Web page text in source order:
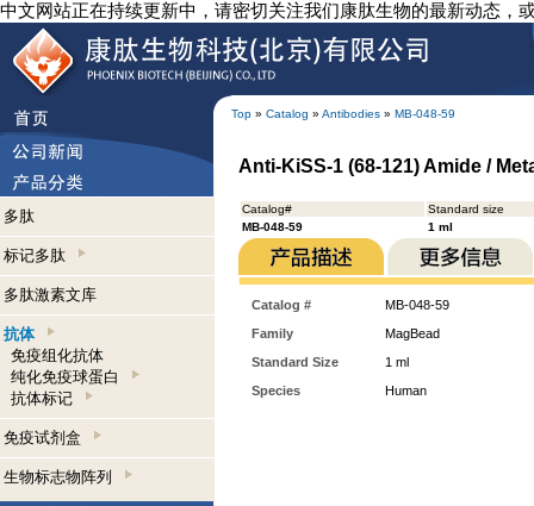
中文网站正在持续更新中，请密切关注我们康肽生物的最新动态，
Top » Catalog » Antibodies » MB-048-59
多肽
标记多肽
多肽激素文库
抗体
免疫组化抗体
纯化免疫球蛋白
抗体标记
免疫试剂盒
生物标志物阵列
Anti-KiSS-1 (68-121) Amide /
Catalog#
Standard size
MB-048-59
1 ml
Catalog #
MB-048-59
Family
MagBead
Standard Size
1 ml
Species
Human